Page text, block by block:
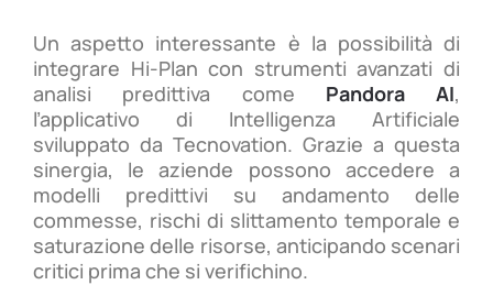
Un aspetto interessante è la possibilità di
integrare Hi-Plan con strumenti avanzati di
analisi predittiva come Pandora AI,
l’applicativo di Intelligenza Artificiale
sviluppato da Tecnovation. Grazie a questa
sinergia, le aziende possono accedere a
modelli predittivi su andamento delle
commesse, rischi di slittamento temporale e
saturazione delle risorse, anticipando scenari
critici prima che si verifichino.